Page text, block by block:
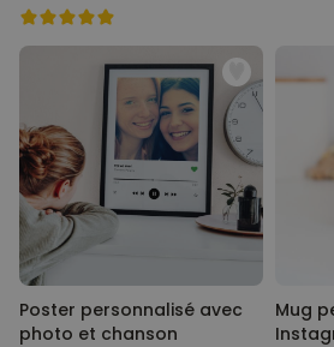
Poster personnalisé avec
photo et chanson
Mug